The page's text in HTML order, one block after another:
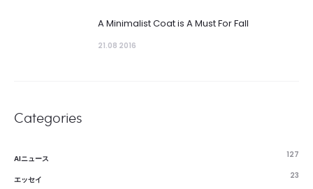
A Minimalist Coat is A Must For Fall
21.08 2016
Categories
AIニュース 127
エッセイ 23